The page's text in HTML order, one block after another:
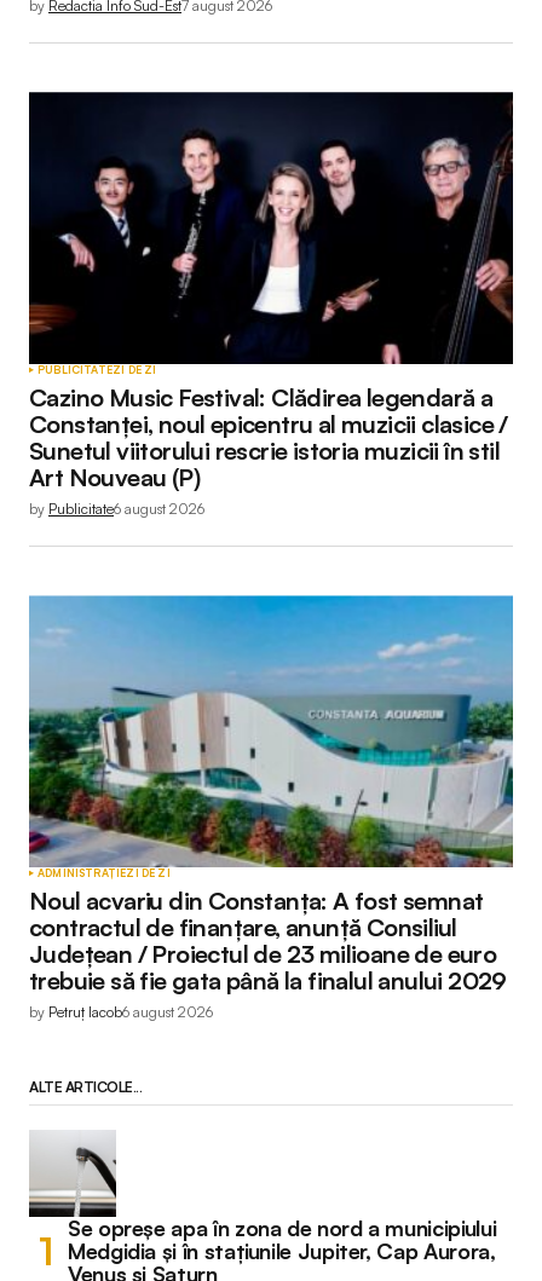
by Redactia Info Sud-Est7 august 2026
PUBLICITATEZI DE ZI
Cazino Music Festival: Clădirea legendară a
Constanței, noul epicentru al muzicii clasice /
Sunetul viitorului rescrie istoria muzicii în stil
Art Nouveau (P)
by Publicitate6 august 2026
ADMINISTRAȚIEZI DE ZI
Noul acvariu din Constanța: A fost semnat
contractul de finanțare, anunță Consiliul
Județean / Proiectul de 23 milioane de euro
trebuie să fie gata până la finalul anului 2029
by Petruț Iacob6 august 2026
ALTE ARTICOLE...
Se opreșe apa în zona de nord a municipiului
Medgidia și în stațiunile Jupiter, Cap Aurora,
Venus și Saturn